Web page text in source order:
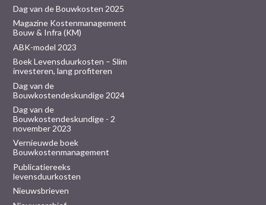
Dag van de Bouwkosten 2025
Magazine Kostenmanagement
Bouw & Infra (KM)
ABK-model 2023
Boek Levensduurkosten – Slim
investeren, lang profiteren
Dag van de
Bouwkostendeskundige 2024
Dag van de
Bouwkostendeskundige - 2
november 2023
Vernieuwde boek
Bouwkostenmanagement
Publicatiereeks
levensduurkosten
Nieuwsbrieven